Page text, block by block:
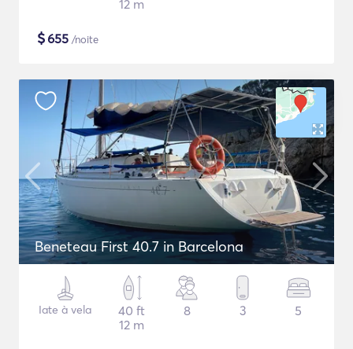
12 m
$655 /noite
Beneteau First 40.7 in Barcelona
Iate à vela
40 ft
12 m
8 3 5